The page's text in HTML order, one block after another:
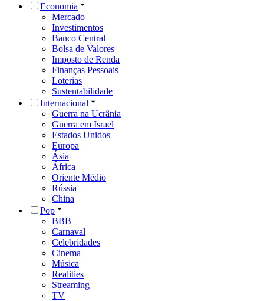
Economia
Mercado
Investimentos
Banco Central
Bolsa de Valores
Imposto de Renda
Finanças Pessoais
Loterias
Sustentabilidade
Internacional
Guerra na Ucrânia
Guerra em Israel
Estados Unidos
Europa
Ásia
África
Oriente Médio
Rússia
China
Pop
BBB
Carnaval
Celebridades
Cinema
Música
Realities
Streaming
TV